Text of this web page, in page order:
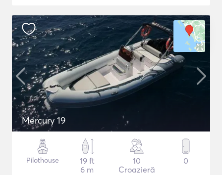
Mercury 19
Pilothouse
19 ft
6 m
10
Croazieră
0